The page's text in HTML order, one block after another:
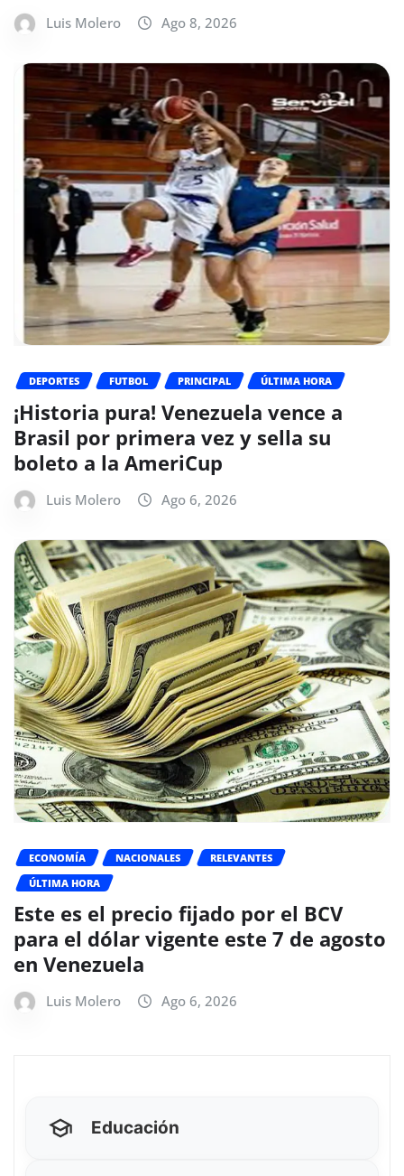
Luis Molero Ago 8, 2026
DEPORTES FUTBOL PRINCIPAL ÚLTIMA HORA
¡Historia pura! Venezuela vence a
Brasil por primera vez y sella su
boleto a la AmeriCup
Luis Molero Ago 6, 2026
ECONOMÍA NACIONALES
RELEVANTES
ÚLTIMA HORA
Este es el precio fijado por el BCV
para el dólar vigente este 7 de agosto
en Venezuela
Luis Molero Ago 6, 2026
Educación